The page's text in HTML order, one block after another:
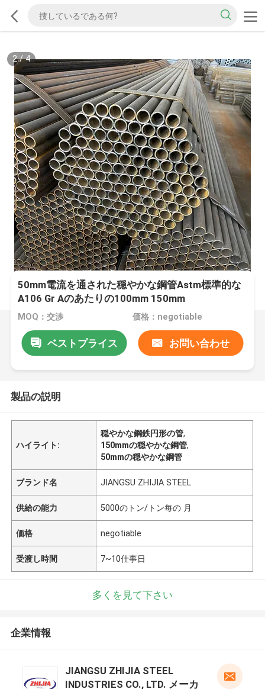
2/4
50mm電流を通された穏やかな鋼管Astm標準的な
A106 Gr Aのあたりの100mm 150mm
MOQ：交渉 価格：negotiable
ベストプライス お問い合わせ
製品の説明
ハイライト:
穏やかな鋼鉄円形の管,
150mmの穏やかな鋼管,
50mmの穏やかな鋼管
ブランド名 JIANGSU ZHIJIA STEEL
供給の能力 5000のトン/トン每の 月
価格 negotiable
受渡し時間 7~10仕事日
多くを見て下さい
企業情報
JIANGSU ZHIJIA STEEL
INDUSTRIES CO., LTD. メーカ